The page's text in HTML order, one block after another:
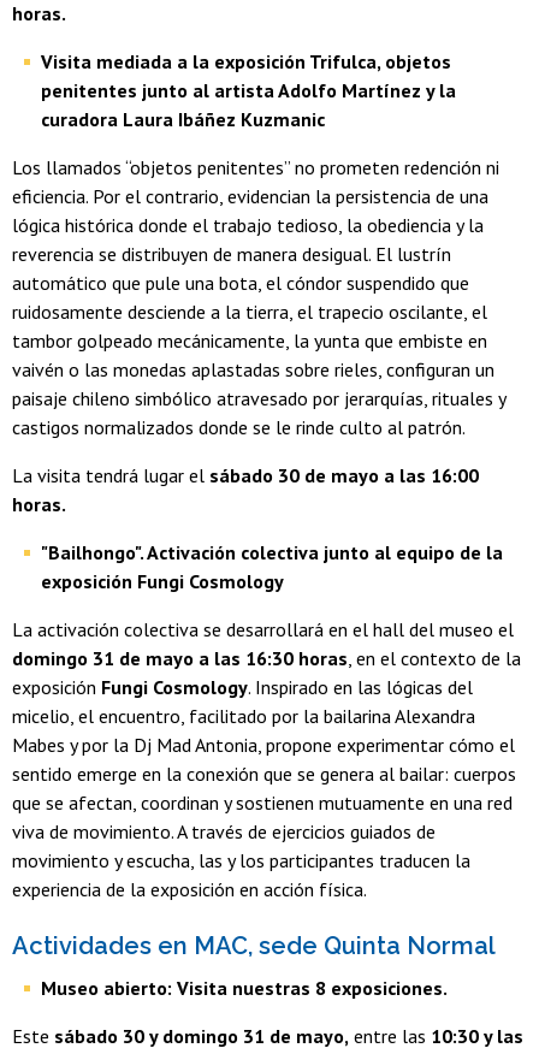
horas.
Visita mediada a la exposición Trifulca, objetos
penitentes junto al artista Adolfo Martínez y la
curadora Laura Ibáñez Kuzmanic
Los llamados “objetos penitentes” no prometen redención ni
eficiencia. Por el contrario, evidencian la persistencia de una
lógica histórica donde el trabajo tedioso, la obediencia y la
reverencia se distribuyen de manera desigual. El lustrín
automático que pule una bota, el cóndor suspendido que
ruidosamente desciende a la tierra, el trapecio oscilante, el
tambor golpeado mecánicamente, la yunta que embiste en
vaivén o las monedas aplastadas sobre rieles, configuran un
paisaje chileno simbólico atravesado por jerarquías, rituales y
castigos normalizados donde se le rinde culto al patrón.
La visita tendrá lugar el sábado 30 de mayo a las 16:00
horas.
"Bailhongo". Activación colectiva junto al equipo de la
exposición Fungi Cosmology
La activación colectiva se desarrollará en el hall del museo el
domingo 31 de mayo a las 16:30 horas , en el contexto de la
exposición Fungi Cosmology. Inspirado en las lógicas del
micelio, el encuentro, facilitado por la bailarina Alexandra
Mabes y por la Dj Mad Antonia, propone experimentar cómo el
sentido emerge en la conexión que se genera al bailar: cuerpos
que se afectan, coordinan y sostienen mutuamente en una red
viva de movimiento. A través de ejercicios guiados de
movimiento y escucha, las y los participantes traducen la
experiencia de la exposición en acción física.
Actividades en MAC, sede Quinta Normal
Museo abierto: Visita nuestras 8 exposiciones.
Este sábado 30 y domingo 31 de mayo, entre las 10:30 y las